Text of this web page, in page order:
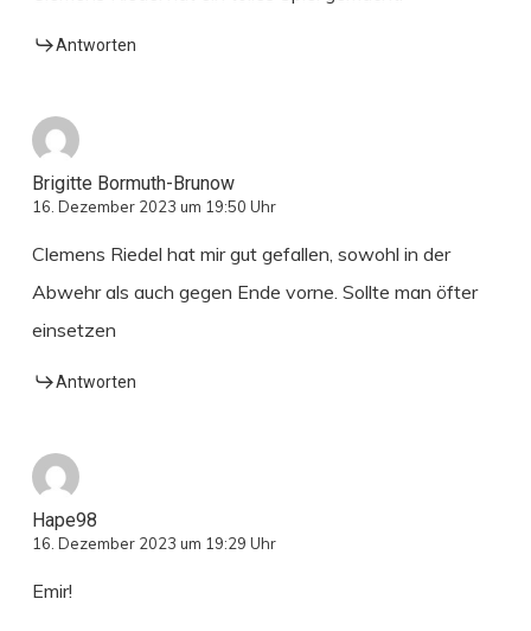
Antworten
Brigitte Bormuth-Brunow
16. Dezember 2023 um 19:50 Uhr
Clemens Riedel hat mir gut gefallen, sowohl in der
Abwehr als auch gegen Ende vorne. Sollte man öfter
einsetzen
Antworten
Hape98
16. Dezember 2023 um 19:29 Uhr
Emir!